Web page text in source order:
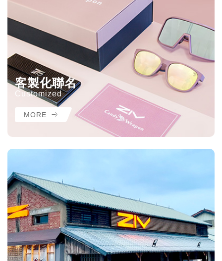
客製化聯名
Customized
MORE